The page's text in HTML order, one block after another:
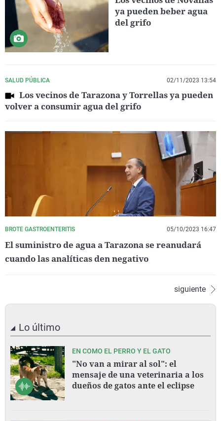
ya pueden beber agua
del grifo
SALUD PÚBLICA 02/11/2023 13:54
Los vecinos de Tarazona y Torrellas ya pueden
volver a consumir agua del grifo
BROTE GASTROENTERITIS 05/10/2023 16:47
El suministro de agua a Tarazona se reanudará
cuando las analíticas den negativo
siguiente
Lo último
EN COMO EL PERRO Y EL GATO
"No van a mirar al sol": el
mensaje de una veterinaria a los
dueños de gatos ante el eclipse